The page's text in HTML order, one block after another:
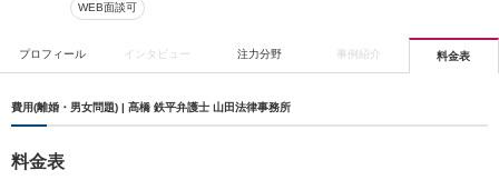
WEB面談可
プロフィール インタビュー 注力分野 事例紹介 料金表
費用(離婚・男女問題) | 髙橋 鉄平弁護士 山田法律事務所
料金表